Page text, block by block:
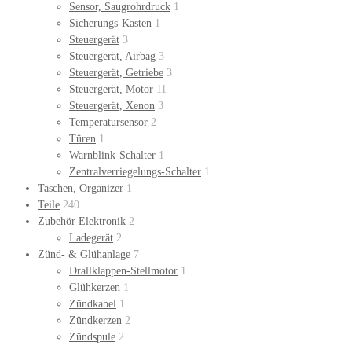
Sensor, Saugrohrdruck 1
Sicherungs-Kasten 1
Steuergerät 3
Steuergerät, Airbag 3
Steuergerät, Getriebe 3
Steuergerät, Motor 11
Steuergerät, Xenon 3
Temperatursensor 2
Türen 1
Warnblink-Schalter 1
Zentralverriegelungs-Schalter 1
Taschen, Organizer 1
Teile 240
Zubehör Elektronik 2
Ladegerät 2
Zünd- & Glühanlage 7
Drallklappen-Stellmotor 1
Glühkerzen 1
Zündkabel 1
Zündkerzen 2
Zündspule 2